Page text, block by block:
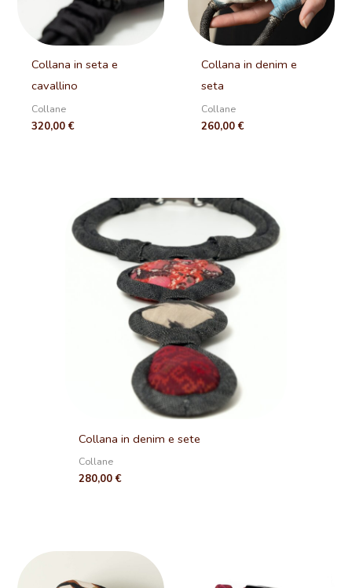
Collana in seta e
cavallino
Collane
320,00 €
Collana in denim e
seta
Collane
260,00€
Collana in denim e sete
Collane
280,00€